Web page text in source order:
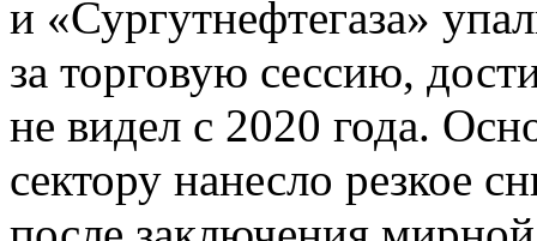
и «Сургутнефтегаза»
за торговую сессию,
не видел с 2020 года.
сектору нанесло резкое